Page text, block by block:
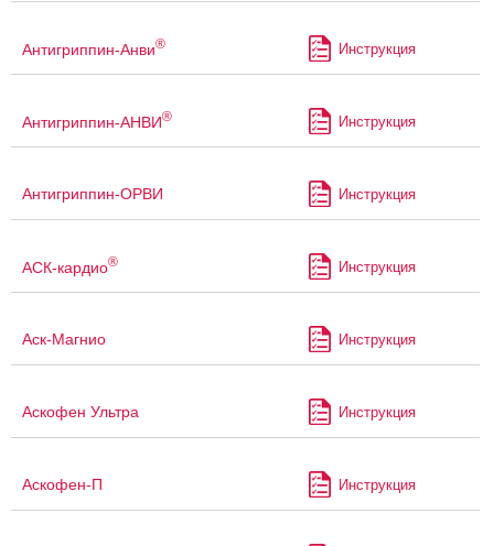
Антигриппин-Анви® Инструкция
Антигриппин-АНВИ® Инструкция
Антигриппин-ОРВИ Инструкция
АСК-кардио® Инструкция
Аск-Магнио Инструкция
Аскофен Ультра Инструкция
Аскофен-П Инструкция